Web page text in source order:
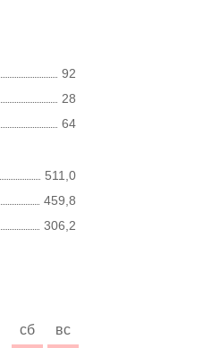
92
28
64
511,0
459,8
306,2
сб
вс